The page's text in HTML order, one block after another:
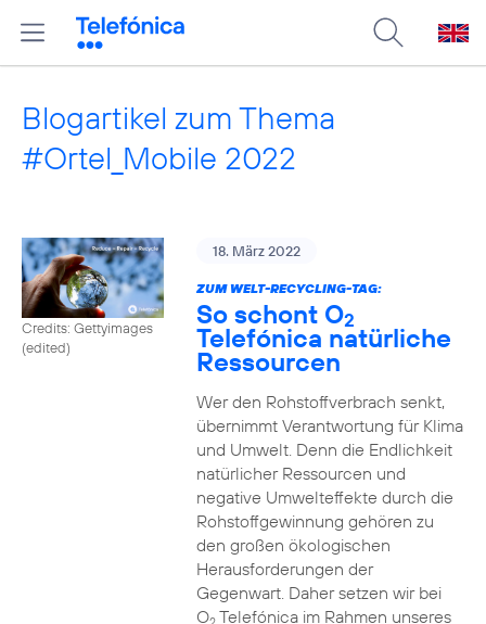
Blogartikel zum Thema
#Ortel_Mobile 2022
Credits: Gettyimages
(edited)
18. März 2022
ZUM WELT-RECYCLING-TAG:
So schont O2
Telefónica natürliche
Ressourcen
Wer den Rohstoffverbrach senkt,
übernimmt Verantwortung für Klima
und Umwelt. Denn die Endlichkeit
natürlicher Ressourcen und
negative Umwelteffekte durch die
Rohstoffgewinnung gehören zu
den großen ökologischen
Herausforderungen der
Gegenwart. Daher setzen wir bei
O Telefónica im Rahmen unseres